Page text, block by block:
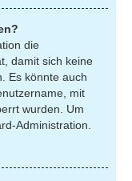
die
damit sich keine
Es könnte auch
mit
wurden. Um
Administration.